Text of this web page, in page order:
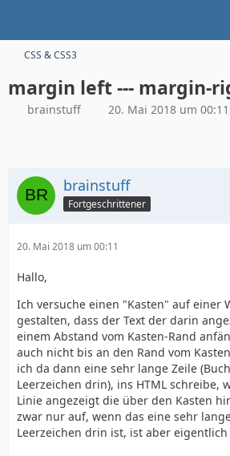
CSS & CSS3
margin left --- margin-
brainstuff 20. Mai 2018 um 00:11
brainstuff
Fortgeschrittener
20. Mai 2018 um 00:11
Hallo,
Ich versuche einen "Kasten" auf einer
gestalten, dass der Text der darin
einem Abstand vom Kasten-Rand
auch nicht bis an den Rand vom
ich da dann eine sehr lange Zeile
Leerzeichen drin), ins HTML schreibe,
Linie angezeigt die über den Kasten
zwar nur auf, wenn das eine sehr
Leerzeichen drin ist, ist aber